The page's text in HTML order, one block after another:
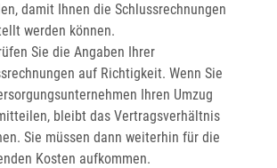
damit Ihnen die Schlussrechnungen
werden können.
Sie die Angaben Ihrer
auf Richtigkeit. Wenn Sie
Ihren Umzug
bleibt das Vertragsverhältnis
Sie müssen dann weiterhin für die
Kosten aufkommen.